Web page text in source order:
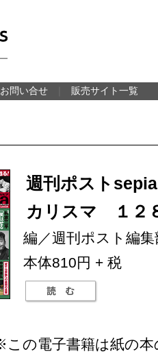
お問い合せ 販売サイト一覧
週刊ポスト
カリスマ １２
編／週刊ポスト編集
本体810円 + 税
この電子書籍は紙の